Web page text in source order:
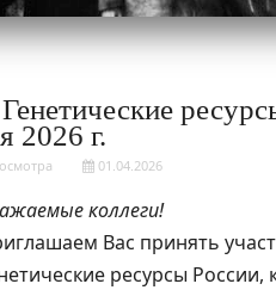
2026 г.
01.04.2026
коллеги!
Вас принять
ресурсы России,